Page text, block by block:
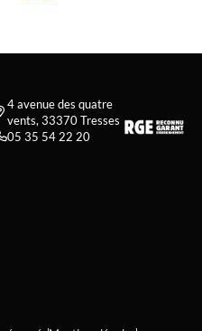
par type de PAC, les
4 avenue des quatre
vents, 33370 Tresses
05 35 54 22 20